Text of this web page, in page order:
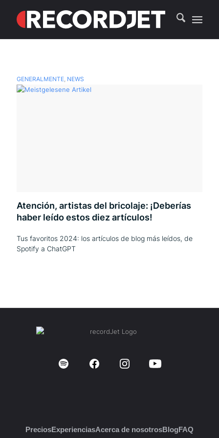
GENERALMENTE, NEWS
Atención, artistas del bricolaje: ¡Deberías
haber leído estos diez artículos!
Tus favoritos 2024: los artículos de blog más leídos, de
Spotify a ChatGPT
PreciosExperienciasAcerca de nosotrosBlogFAQ